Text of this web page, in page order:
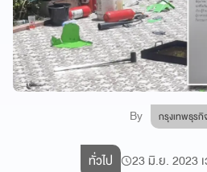
By กรุงเทพธุรกิ
ทั่วไป 23 มิ.ย. 2023